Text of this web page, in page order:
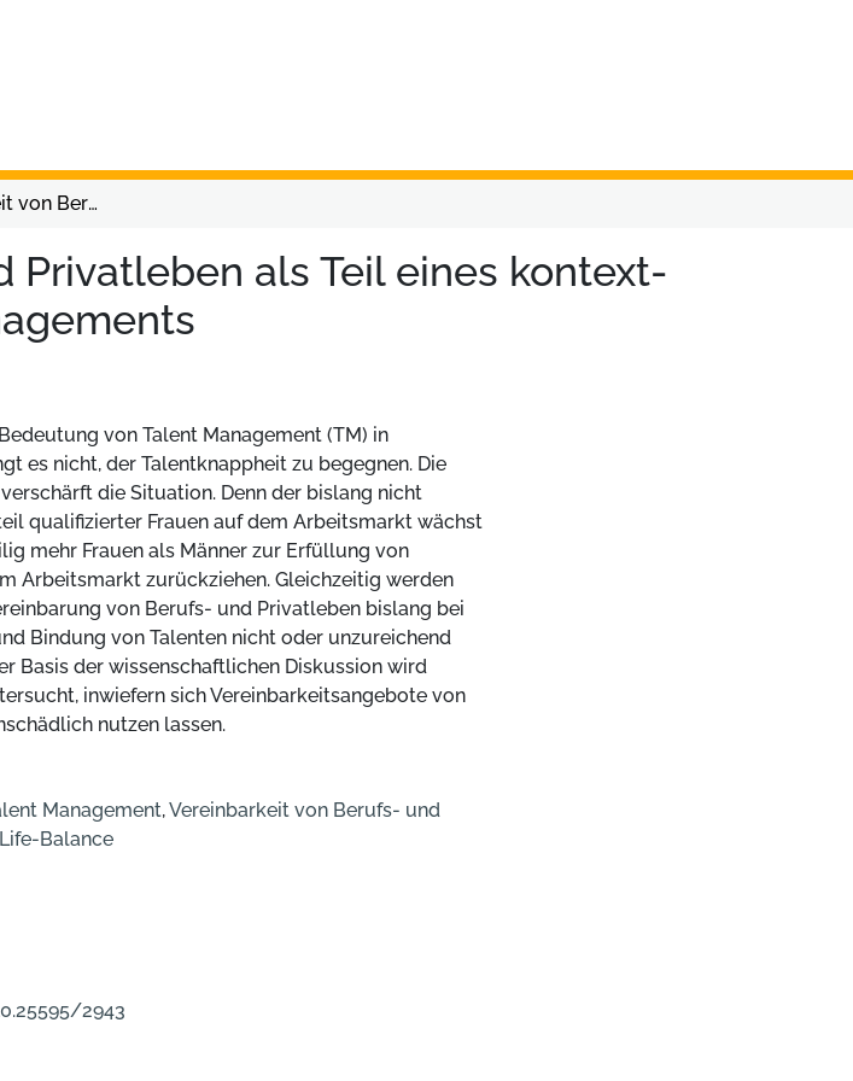
Die Vereinbarkeit von Berufs- und Privatleben als Teil eines kontext- und gendersensiblen Talent Managements
Privatleben als Teil eines kontext-
von Talent Management (TM) in
es nicht, der Talentknappheit zu begegnen. Die
die Situation. Denn der bislang nicht
qualifizierter Frauen auf dem Arbeitsmarkt wächst
mehr Frauen als Männer zur Erfüllung von
Arbeitsmarkt zurückziehen. Gleichzeitig werden
von Berufs- und Privatleben bislang bei
Bindung von Talenten nicht oder unzureichend
Basis der wissenschaftlichen Diskussion wird
inwiefern sich Vereinbarkeitsangebote von
nutzen lassen.
Management,Vereinbarkeit von Berufs- und
Balance
2943